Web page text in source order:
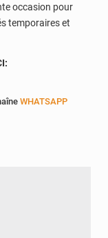
occasion pour
temporaires et
WHATSAPP